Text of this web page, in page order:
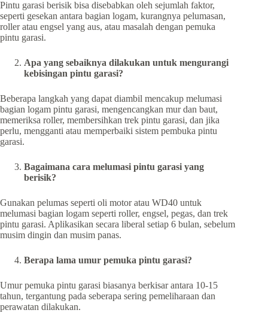
Pintu garasi berisik bisa disebabkan oleh sejumlah faktor,
seperti gesekan antara bagian logam, kurangnya pelumasan,
roller atau engsel yang aus, atau masalah dengan pemuka
pintu garasi.
Apa yang sebaiknya dilakukan untuk mengurangi
kebisingan pintu garasi?
Beberapa langkah yang dapat diambil mencakup melumasi
bagian logam pintu garasi, mengencangkan mur dan baut,
memeriksa roller, membersihkan trek pintu garasi, dan jika
perlu, mengganti atau memperbaiki sistem pembuka pintu
garasi.
Bagaimana cara melumasi pintu garasi yang
berisik?
Gunakan pelumas seperti oli motor atau WD40 untuk
melumasi bagian logam seperti roller, engsel, pegas, dan trek
pintu garasi. Aplikasikan secara liberal setiap 6 bulan, sebelum
musim dingin dan musim panas.
Berapa lama umur pemuka pintu garasi?
Umur pemuka pintu garasi biasanya berkisar antara 10-15
tahun, tergantung pada seberapa sering pemeliharaan dan
perawatan dilakukan.